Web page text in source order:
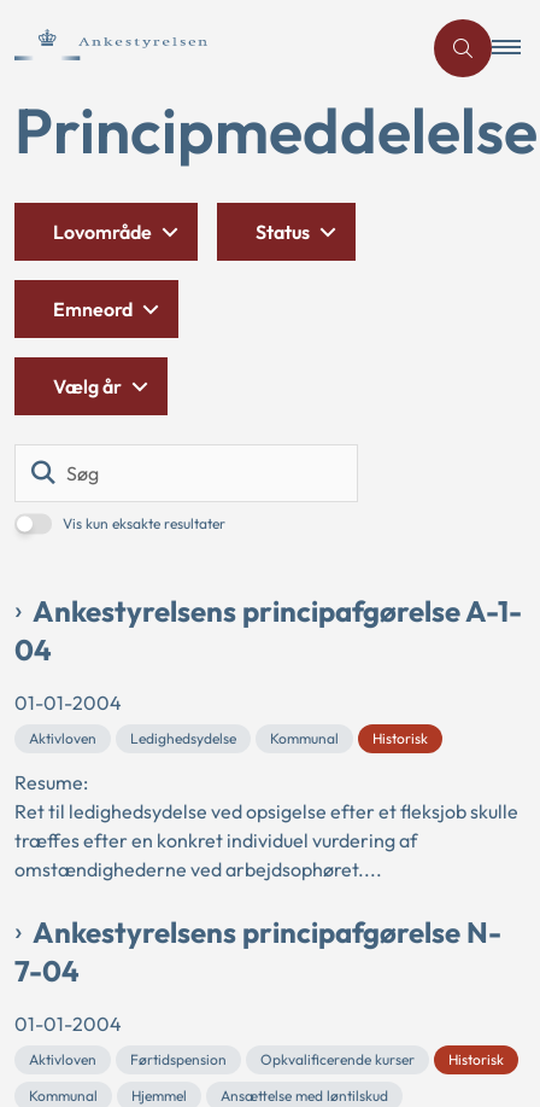
Vis kun eksakte resultater
Lovområde Status
Emneord
Vælg år
Ankestyrelsens principafgørelse A-1-
04
01-01-2004
Aktivloven Ledighedsydelse Kommunal Historisk
Resume:
Ret til ledighedsydelse ved opsigelse efter et fleksjob skulle
træffes efter en konkret individuel vurdering af
omstændighederne ved arbejdsophøret....
Ankestyrelsens principafgørelse N-
7-04
01-01-2004
Aktivloven Førtidspension Opkvalificerende kurser
Historisk
Kommunal
Hjemmel Ansættelse med løntilskud